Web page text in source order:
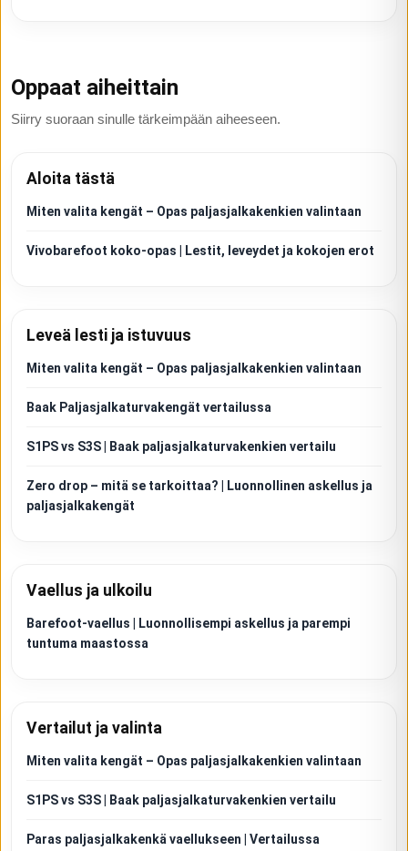
Oppaat aiheittain
Siirry suoraan sinulle tärkeimpään aiheeseen.
Aloita tästä
Miten valita kengät – Opas paljasjalkakenkien valintaan
Vivobarefoot koko-opas | Lestit, leveydet ja kokojen erot
Leveä lesti ja istuvuus
Miten valita kengät – Opas paljasjalkakenkien valintaan
Baak Paljasjalkaturvakengät vertailussa
S1PS vs S3S | Baak paljasjalkaturvakenkien vertailu
Zero drop – mitä se tarkoittaa? | Luonnollinen askellus ja
paljasjalkakengät
Vaellus ja ulkoilu
Barefoot-vaellus | Luonnollisempi askellus ja parempi
tuntuma maastossa
Vertailut ja valinta
Miten valita kengät – Opas paljasjalkakenkien valintaan
S1PS vs S3S | Baak paljasjalkaturvakenkien vertailu
Paras paljasjalkakenkä vaellukseen | Vertailussa